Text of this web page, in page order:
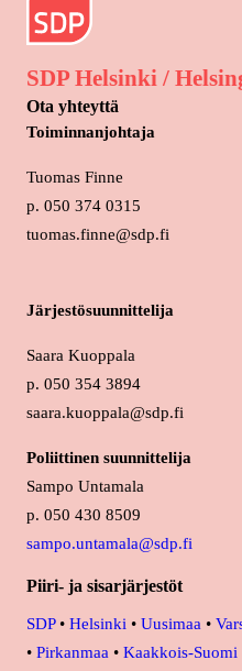
SDP Helsinki /
Ota yhteyttä
Toiminnanjohtaja
Tuomas Finne
p. 050 374 0315
tuomas.finne@sdp.fi
Järjestösuunnittelija
Saara Kuoppala
p. 050 354 3894
saara.kuoppala@sdp.fi
Poliittinen suunnittelija
Sampo Untamala
p. 050 430 8509
sampo.untamala@sdp.fi
Piiri- ja sisarjärjestöt
SDP• Helsinki • Uusimaa •
• Pirkanmaa • Kaakkois-Suomi